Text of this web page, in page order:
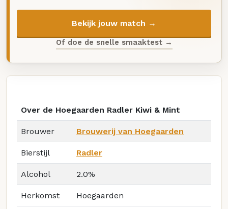
Bekijk jouw match →
Of doe de snelle smaaktest →
Over de Hoegaarden Radler Kiwi & Mint
Brouwer Brouwerij van Hoegaarden
Bierstijl Radler
Alcohol 2.0%
Herkomst Hoegaarden